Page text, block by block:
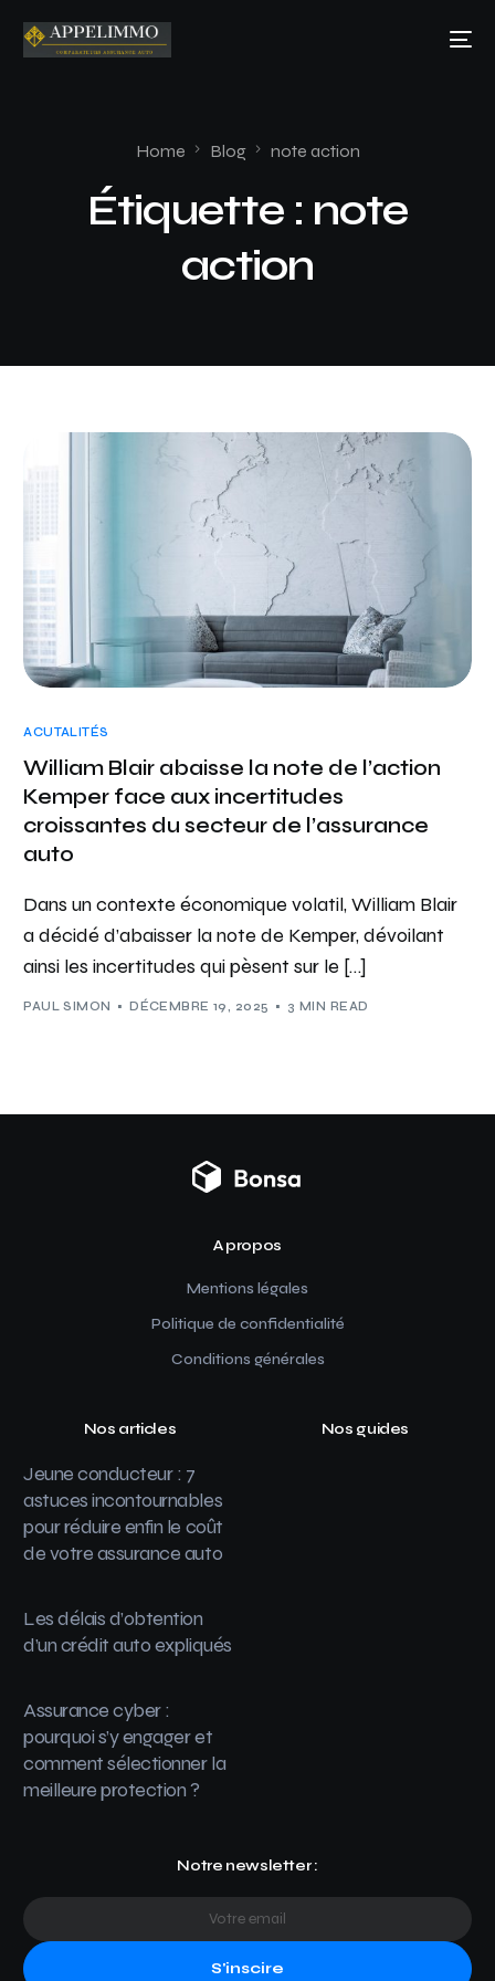
Home Blog note action
Étiquette : note
action
ACUTALITÉS
William Blair abaisse la note de l’action
Kemper face aux incertitudes
croissantes du secteur de l’assurance
auto
Dans un contexte économique volatil, William Blair
a décidé d’abaisser la note de Kemper, dévoilant
ainsi les incertitudes qui pèsent sur le […]
PAUL SIMON DÉCEMBRE 19, 2025 3 MIN READ
A propos
Mentions légales
Politique de confidentialité
Conditions générales
Nos articles
Jeune conducteur : 7
astuces incontournables
pour réduire enfin le coût
de votre assurance auto
Les délais d’obtention
d’un crédit auto expliqués
Assurance cyber :
pourquoi s’y engager et
comment sélectionner la
meilleure protection ?
Nos guides
Notre newsletter :
S'inscire